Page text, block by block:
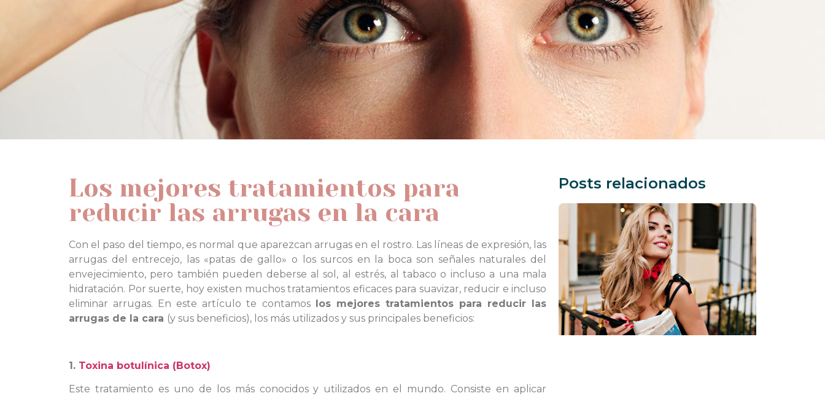
Los mejores tratamientos para
reducir las arrugas en la cara
Con el paso del tiempo, es normal que aparezcan arrugas en el rostro. Las líneas de expresión, las
arrugas del entrecejo, las «patas de gallo» o los surcos en la boca son señales naturales del
envejecimiento, pero también pueden deberse al sol, al estrés, al tabaco o incluso a una mala
hidratación. Por suerte, hoy existen muchos tratamientos eficaces para suavizar, reducir e incluso
eliminar arrugas. En este artículo te contamos los mejores tratamientos para reducir las
arrugas de la cara (y sus beneficios), los más utilizados y sus principales beneficios:
1. Toxina botulínica (Botox)
Este tratamiento es uno de los más conocidos y utilizados en el mundo. Consiste en aplicar
Posts relacionados